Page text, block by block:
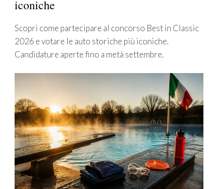
iconiche
Scopri come partecipare al concorso Best in Classic
2026 e votare le auto storiche più iconiche.
Candidature aperte fino a metà settembre.